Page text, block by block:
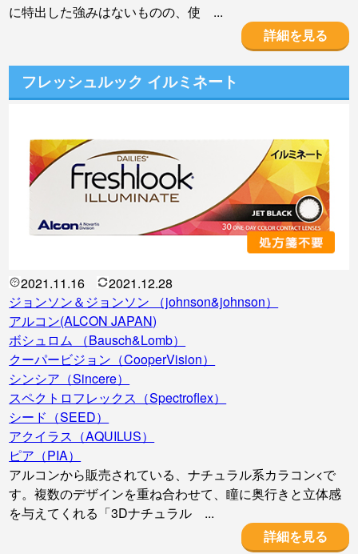
に特出した強みはないものの、使 ...
詳細を見る
フレッシュルック イルミネート
2021.11.16
2021.12.28
ジョンソン＆ジョンソン （johnson&johnson）
アルコン(ALCON JAPAN)
ボシュロム （Bausch&Lomb）
クーパービジョン（CooperVision）
シンシア（Sincere）
スペクトロフレックス（Spectroflex）
シード（SEED）
アクイラス（AQUILUS）
ピア（PIA）
アルコンから販売されている、ナチュラル系カラコン<で
す。複数のデザインを重ね合わせて、瞳に奥行きと立体感
を与えてくれる「3Dナチュラル ...
詳細を見る